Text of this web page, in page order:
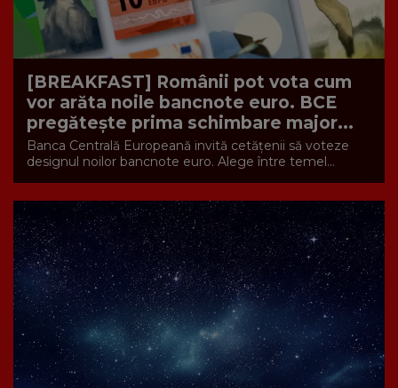
[BREAKFAST] Românii pot vota cum
vor arăta noile bancnote euro. BCE
pregătește prima schimbare major...
Banca Centrală Europeană invită cetățenii să voteze
designul noilor bancnote euro. Alege între temel...